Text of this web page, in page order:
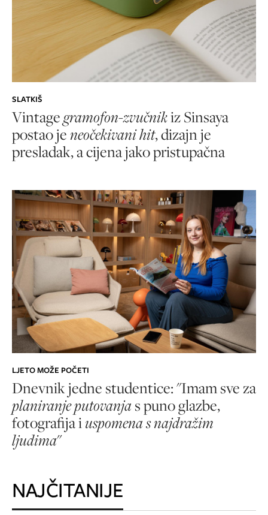
SLATKIŠ
Vintagegramofon-zvučnikiz Sinsaya
postao jeneočekivani hit, dizajn je
presladak, a cijena jako pristupačna
LJETO MOŽE POČETI
Dnevnik jedne studentice: "Imam sve za
planiranje putovanjas puno glazbe,
fotografija iuspomena s najdražim
ljudima"
NAJČITANIJE